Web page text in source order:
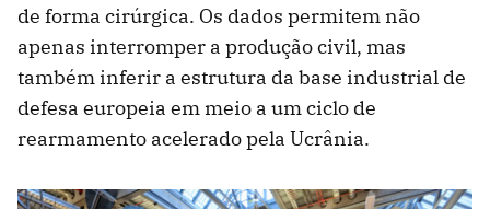
de forma cirúrgica. Os dados permitem não
apenas interromper a produção civil, mas
também inferir a estrutura da base industrial de
defesa europeia em meio a um ciclo de
rearmamento acelerado pela Ucrânia.